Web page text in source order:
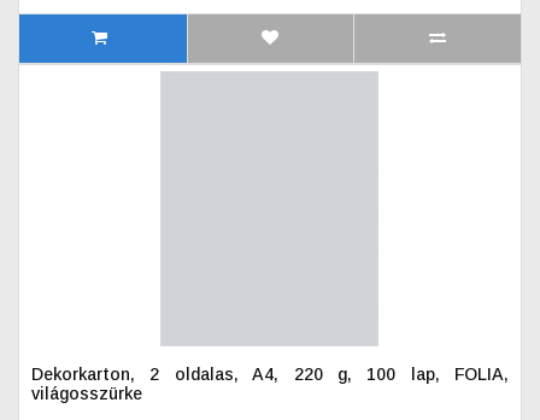
Dekorkarton, 2 oldalas, A4, 220 g, 100 lap, FOLIA,
világosszürke